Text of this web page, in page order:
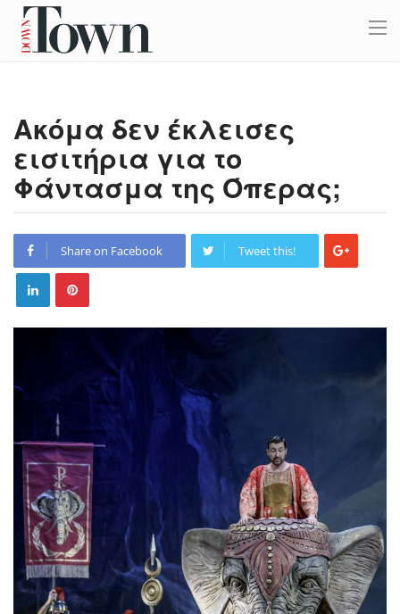
Ακόμα δεν έκλεισες
εισιτήρια για το
Φάντασμα της Όπερας;
Share on Facebook Tweet this!